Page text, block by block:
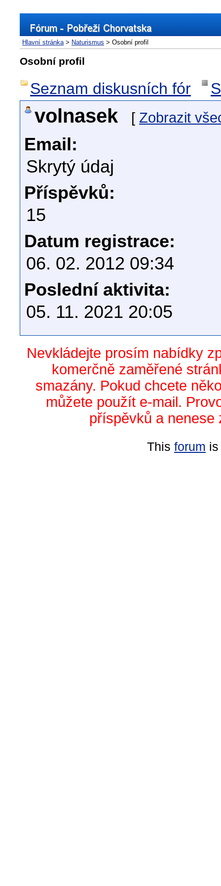
Hlavní stránka> Naturismus > Osobní profil
Osobní profil
Seznam diskusních fór
volnasek [ Zobrazit
Email:
Skrytý údaj
Příspěvků:
15
Datum registrace:
06. 02. 2012 09:34
Poslední aktivita:
05. 11. 2021 20:05
Nevkládejte prosím nabídky
komerčně zaměřené
smazány. Pokud chcete
můžete použít e-mail.
příspěvků a nenese
This forum